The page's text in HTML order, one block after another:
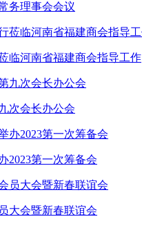
务理事会会议
临河南省福建商会指导工作
次会长办公会
2023第一次筹备会
大会暨新春联谊会